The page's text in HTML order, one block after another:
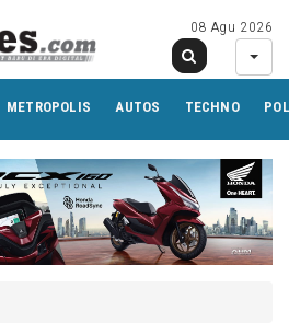
08 Agu 2026
METROPOLIS AUTOS TECHNO